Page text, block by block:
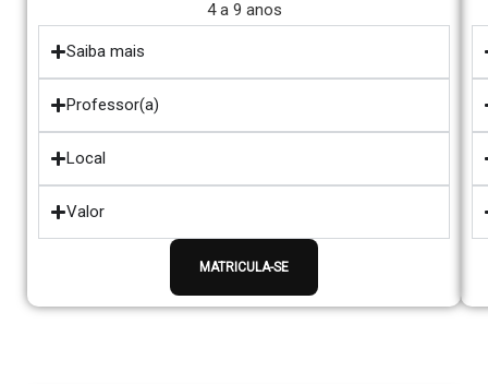
4 a 9 anos
Saiba mais
Professor(a)
Local
Valor
MATRICULA-SE